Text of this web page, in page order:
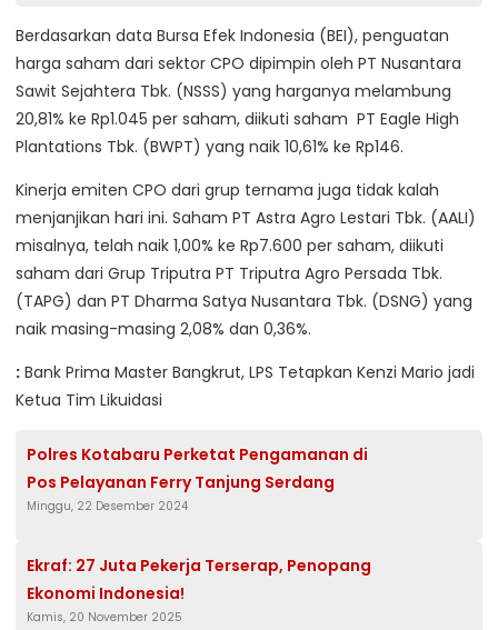
Berdasarkan data Bursa Efek Indonesia (BEI), penguatan
harga saham dari sektor CPO dipimpin oleh PT Nusantara
Sawit Sejahtera Tbk. (NSSS) yang harganya melambung
20,81% ke Rp1.045 per saham, diikuti saham PT Eagle High
Plantations Tbk. (BWPT) yang naik 10,61% ke Rp146.
Kinerja emiten CPO dari grup ternama juga tidak kalah
menjanjikan hari ini. Saham PT Astra Agro Lestari Tbk. (AALI)
misalnya, telah naik 1,00% ke Rp7.600 per saham, diikuti
saham dari Grup Triputra PT Triputra Agro Persada Tbk.
(TAPG) dan PT Dharma Satya Nusantara Tbk. (DSNG) yang
naik masing-masing 2,08% dan 0,36%.
: Bank Prima Master Bangkrut, LPS Tetapkan Kenzi Mario jadi
Ketua Tim Likuidasi
Polres Kotabaru Perketat Pengamanan di
Pos Pelayanan Ferry Tanjung Serdang
Minggu, 22 Desember 2024
Ekraf: 27 Juta Pekerja Terserap, Penopang
Ekonomi Indonesia!
Kamis, 20 November 2025